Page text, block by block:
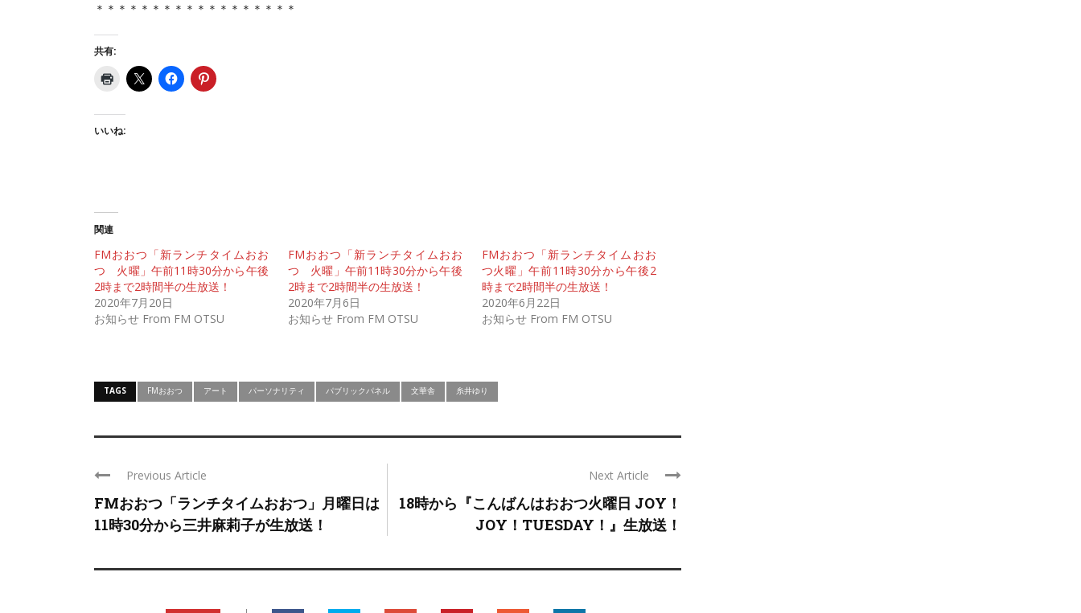
＊＊＊＊＊＊＊＊＊＊＊＊＊＊＊＊＊＊
共有:
いいね:
関連
FMおおつ「新ランチタイムおお
つ 火曜」午前11時30分から午後
2時まで2時間半の生放送！
2020年7月20日
お知らせ From FM OTSU
FMおおつ「新ランチタイムおお
つ 火曜」午前11時30分から午後
2時まで2時間半の生放送！
2020年7月6日
お知らせ From FM OTSU
FMおおつ「新ランチタイムおお
つ火曜」午前11時30分から午後2
時まで2時間半の生放送！
2020年6月22日
お知らせ From FM OTSU
TAGS FMおおつ アート パーソナリティ パブリックパネル 文華舎 糸井ゆり
Previous Article
FMおおつ「ランチタイムおおつ」月曜日は
11時30分から三井麻莉子が生放送！
Next Article
18時から『こんばんはおおつ火曜日 JOY！
JOY！TUESDAY！』生放送！